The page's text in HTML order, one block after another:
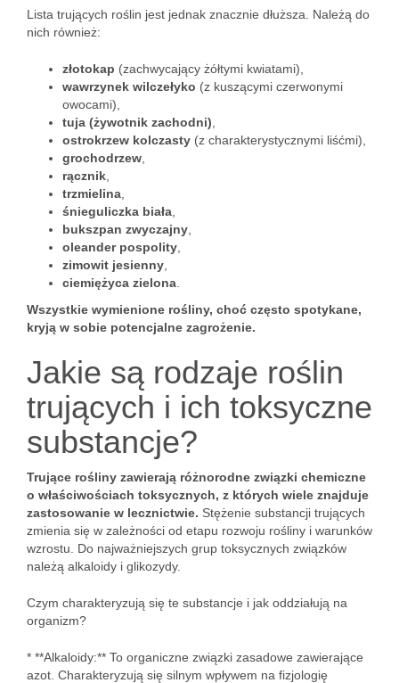
Lista trujących roślin jest jednak znacznie dłuższa. Należą do
nich również:
złotokap (zachwycający żółtymi kwiatami),
wawrzynek wilczełyko (z kuszącymi czerwonymi
owocami),
tuja (żywotnik zachodni)
ostrokrzew kolczasty (z charakterystycznymi liśćmi),
grochodrzew
rącznik
trzmielina
śnieguliczka biała
bukszpan zwyczajny
oleander pospolity
zimowit jesienny
ciemiężyca zielona
Wszystkie wymienione rośliny, choć często spotykane,
kryją w sobie potencjalne zagrożenie.
Jakie są rodzaje roślin
trujących i ich toksyczne
substancje?
Trujące rośliny zawierają różnorodne związki chemiczne
o właściwościach toksycznych, z których wiele znajduje
zastosowanie w lecznictwie. Stężenie substancji trujących
zmienia się w zależności od etapu rozwoju rośliny i warunków
wzrostu. Do najważniejszych grup toksycznych związków
należą alkaloidy i glikozydy.
Czym charakteryzują się te substancje i jak oddziałują na
organizm?
* **Alkaloidy:** To organiczne związki zasadowe zawierające
azot. Charakteryzują się silnym wpływem na fizjologię